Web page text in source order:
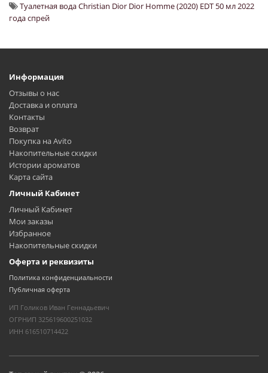
Туалетная вода Christian Dior Dior Homme (2020) EDT 50 мл 2022
года спрей
Информация
Отзывы о нас
Доставка и оплата
Контакты
Возврат
Покупка на Avito
Накопительные скидки
Истории ароматов
Карта сайта
Личный Кабинет
Личный Кабинет
Мои заказы
Избранное
Накопительные скидки
Оферта и реквизиты
Политика конфиденциальности
Публичная оферта
ИП Голиков Иван Геннадьевич
ОГРНИП 325619600251032
ИНН 616510714422